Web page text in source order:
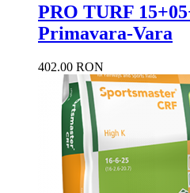
PRO TURF
Primavara-Vara
402.00 RON